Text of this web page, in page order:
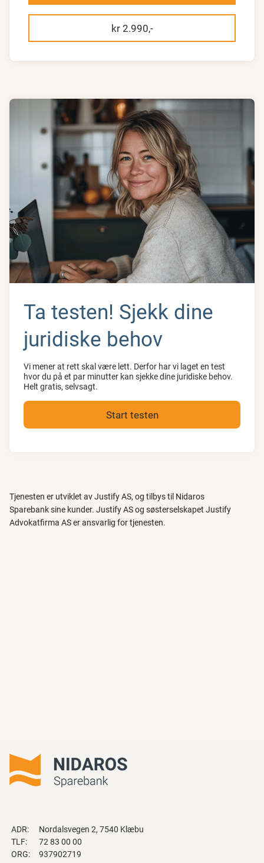
kr 2.990,-
Ta testen! Sjekk dine
juridiske behov
Vi mener at rett skal være lett. Derfor har vi laget en test
hvor du på et par minutter kan sjekke dine juridiske behov.
Helt gratis, selvsagt.
Start testen
Tjenesten er utviklet av Justify AS, og tilbys til Nidaros
Sparebank sine kunder. Justify AS og søsterselskapet Justify
Advokatfirma AS er ansvarlig for tjenesten.
ADR:
Nordalsvegen 2, 7540 Klæbu
TLF:
72 83 00 00
ORG:
937902719